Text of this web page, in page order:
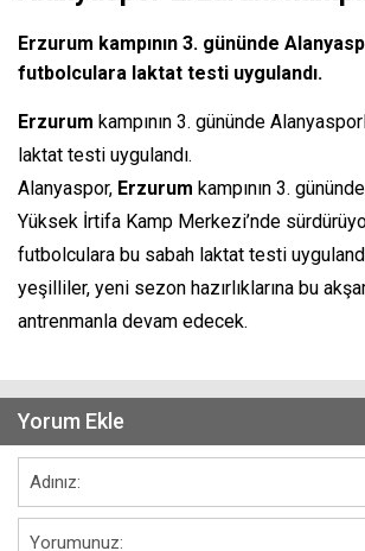
Erzurum kampının 3. gününde
futbolculara laktat testi uygulandı.
Erzurum kampının 3. gününde
laktat testi uygulandı.
Alanyaspor, Erzurum kampının 3.
Yüksek İrtifa Kamp Merkezi’nde
futbolculara bu sabah laktat testi
yeşilliler, yeni sezon hazırlıklarına bu
antrenmanla devam edecek.
Yorum Ekle